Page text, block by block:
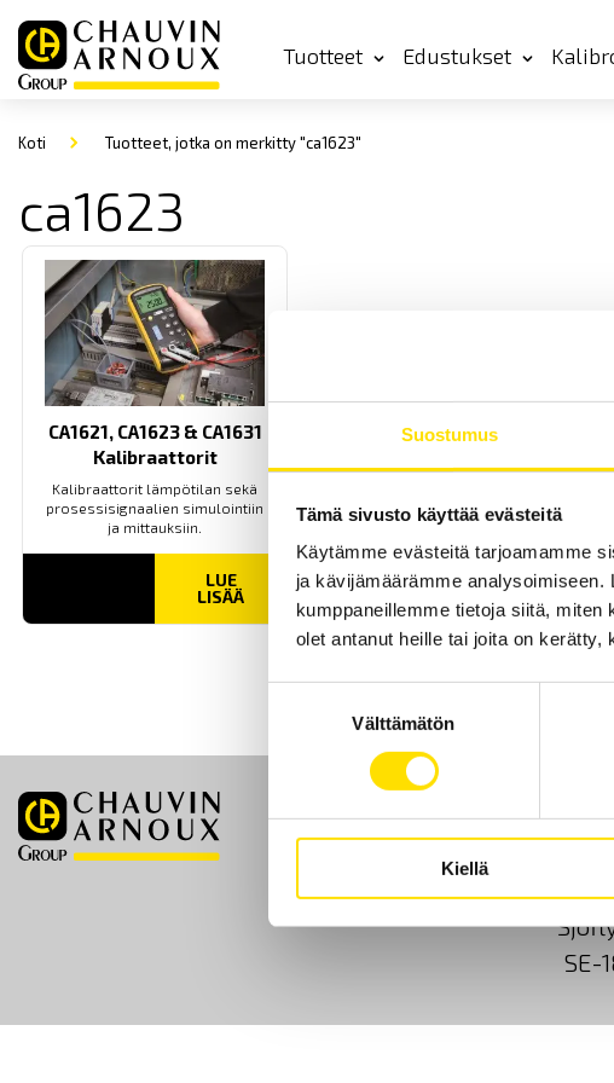
Suostumus
Tämä sivusto käyttää evästeitä
Käytämme evästeitä tarjoamamme
ja kävijämäärämme
kumppaneillemme tietoja siitä,
olet antanut heille tai joita on kerätty,
Välttämätön
Kiellä
Tuotteet Edustukset
Koti Tuotteet, jotka on merkitty "ca1623"
ca1623
CA1621, CA1623 & CA1631
Kalibraattorit
Kalibraattorit lämpötilan sekä
prosessisignaalien simulointiin
ja mittauksiin.
LUE
LISÄÄ
Etusivu
CA
SE-